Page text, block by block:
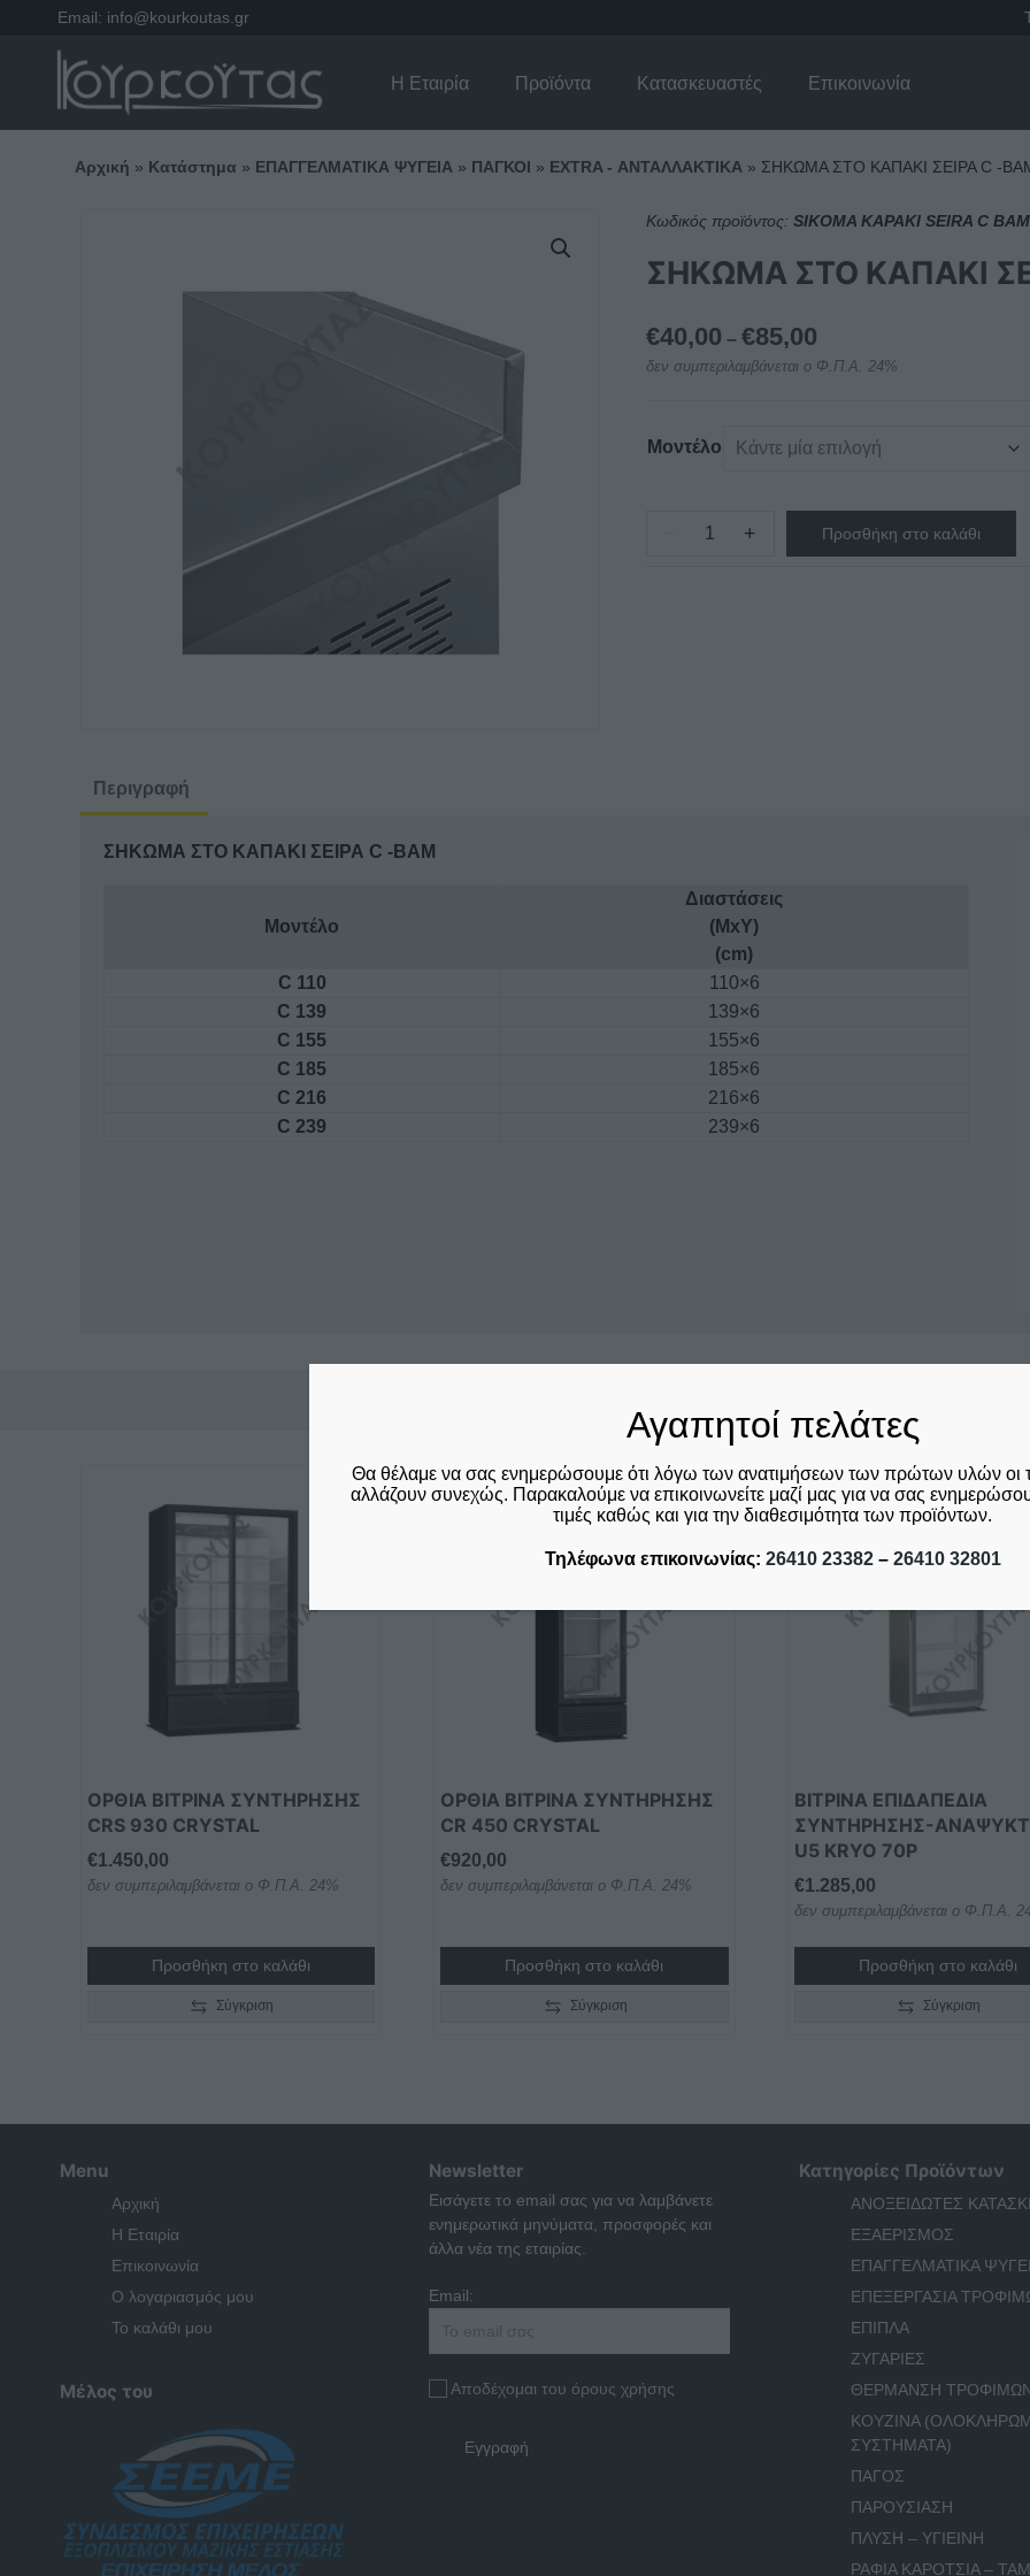
Email: info@kourkoutas.gr
Η Εταιρία Προϊόντα Κατασκευαστές Επικοινωνία
Αρχική » Κατάστημα » ΕΠΑΓΓΕΛΜΑΤΙΚΑ ΨΥΓΕΙΑ» ΠΑΓΚΟΙ » EXTRA - ΑΝΤΑΛΛΑΚΤΙΚΑ» ΣΗΚΩΜΑ ΣΤΟ ΚΑΠΑΚΙ ΣΕΙΡΑ C -
Κωδικός προϊόντος: SIKOMA KAPAKI SEIRA C BAM
ΣΗΚΩΜΑ ΣΤΟ ΚΑΠΑΚΙ
€40,00 – €85,00Price
range:
€85,00
δεν συμπεριλαμβάνεται ο Φ.Π.Α. 24%
Μοντέλο
ΣΗΚΩΜΑ
+ Προσθήκη στο καλάθι
Περιγραφή
ΣΗΚΩΜΑ ΣΤΟ ΚΑΠΑΚΙ ΣΕΙΡΑ C -BAM
Μοντέλο
Διαστάσεις
(ΜxΥ)
(cm)
C 110
110×6
C 139
139×6
C 155
155×6
C 185
185×6
C 216
216×6
C 239
239×6
ΟΡΘΙΑ ΒΙΤΡΙΝΑ ΣΥΝΤΗΡΗΣΗΣ
CRS 930 CRYSTAL
€1.450,00
δεν συμπεριλαμβάνεται ο Φ.Π.Α. 24%
Προσθήκη στο καλάθι
Σύγκριση
ΟΡΘΙΑ ΒΙΤΡΙΝΑ ΣΥΝΤΗΡΗΣΗΣ
CR 450 CRYSTAL
€920,00
δεν συμπεριλαμβάνεται ο Φ.Π.Α. 24%
Προσθήκη στο καλάθι
Σύγκριση
ΒΙΤΡΙΝΑ ΕΠΙΔΑΠΕΔΙΑ
ΣΥΝΤΗΡΗΣΗΣ-
U5 KRYO 70P
€1.285,00
δεν συμπεριλαμβάνεται ο Φ.Π.Α.
Προσθήκη στο καλάθι
Σύγκριση
Menu
Αρχική
Η Εταιρία
Επικοινωνία
Ο λογαριασμός μου
Το καλάθι μου
Μέλος του
Newsletter
Εισάγετε το email σας για να λαμβάνετε
ενημερωτικά μηνύματα, προσφορές και
άλλα νέα της εταιρίας.
Email:
Αποδέχομαι του όρους χρήσης
Κατηγορίες Προϊόντων
ΑΝΟΞΕΙΔΩΤΕΣ
ΕΞΑΕΡΙΣΜΟΣ
ΕΠΑΓΓΕΛΜΑΤΙΚΑ
ΕΠΕΞΕΡΓΑΣΙΑ
ΕΠΙΠΛΑ
ΖΥΓΑΡΙΕΣ
ΘΕΡΜΑΝΣΗ
ΚΟΥΖΙΝΑ
ΣΥΣΤΗΜΑΤΑ)
ΠΑΓΟΣ
ΠΑΡΟΥΣΙΑΣΗ
ΠΛΥΣΗ – ΥΓΙΕΙΝΗ
ΡΑΦΙΑ ΚΑΡΟΤΣΙΑ –
Αγαπητοί πελάτες
Θα θέλαμε να σας ενημερώσουμε ότι λόγω των ανατιμήσεων των πρώτων υλών οι
αλλάζουν συνεχώς. Παρακαλούμε να επικοινωνείτε μαζί μας για να σας
τιμές καθώς και για την διαθεσιμότητα των προϊόντων.
Τηλέφωνα επικοινωνίας: 26410 23382– 26410 32801